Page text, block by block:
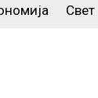
Свет